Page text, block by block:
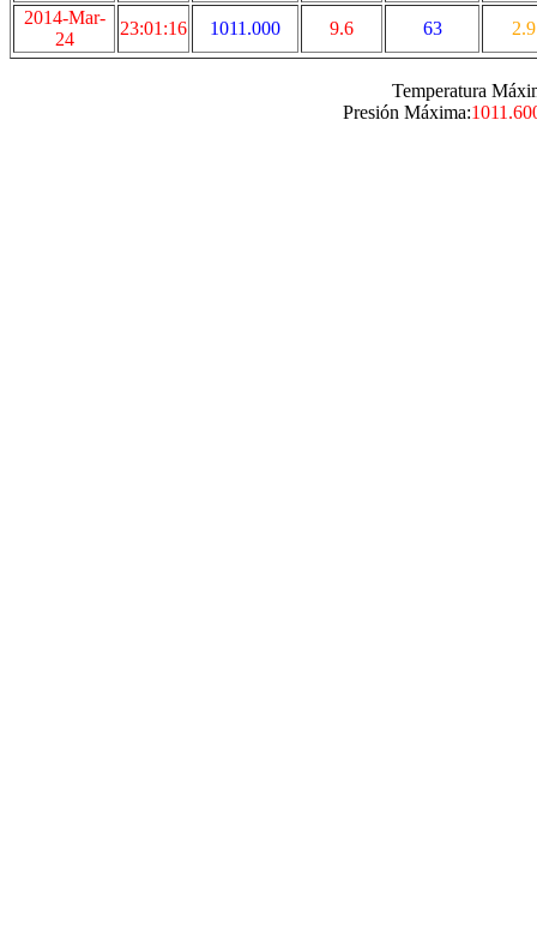
2014-Mar-
24
23:01:16 1011.000 9.6 63 2.9
Temperatura
Presión Máxima: